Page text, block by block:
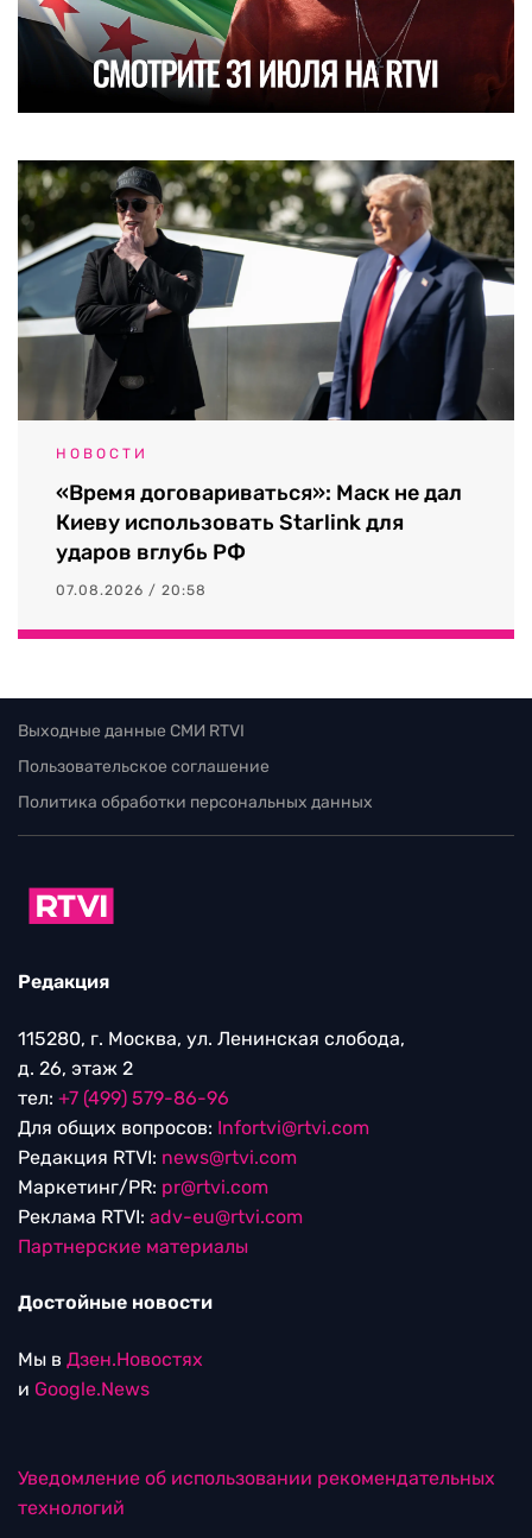
НОВОСТИ
«Время договариваться»: Маск не дал
Киеву использовать Starlink для
ударов вглубь РФ
07.08.2026 / 20:58
Выходные данные СМИ RTVI
Пользовательское соглашение
Политика обработки персональных данных
Редакция
115280, г. Москва, ул. Ленинская слобода,
д. 26, этаж 2
тел: +7 (499) 579-86-96
Для общих вопросов: Infortvi@rtvi.com
Редакция RTVI: news@rtvi.com
Маркетинг/PR: pr@rtvi.com
Реклама RTVI: adv-eu@rtvi.com
Партнерские материалы
Достойные новости
Мы в Дзен.Новостях
и Google.News
Уведомление об использовании рекомендательных
технологий